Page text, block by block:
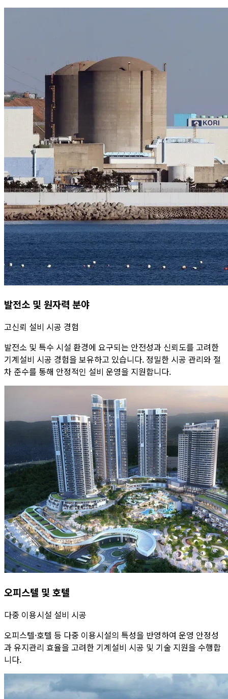
발전소 및 원자력 분야
고신뢰 설비 시공 경험
발전소 및 특수 시설 환경에 요구되는 안전성과 신뢰도를 고려한
기계설비 시공 경험을 보유하고 있습니다. 정밀한 시공 관리와 절
차 준수를 통해 안정적인 설비 운영을 지원합니다.
오피스텔 및 호텔
다중 이용시설 설비 시공
오피스텔·호텔 등 다중 이용시설의 특성을 반영하여 운영 안정성
과 유지관리 효율을 고려한 기계설비 시공 및 기술 지원을 수행합
니다.